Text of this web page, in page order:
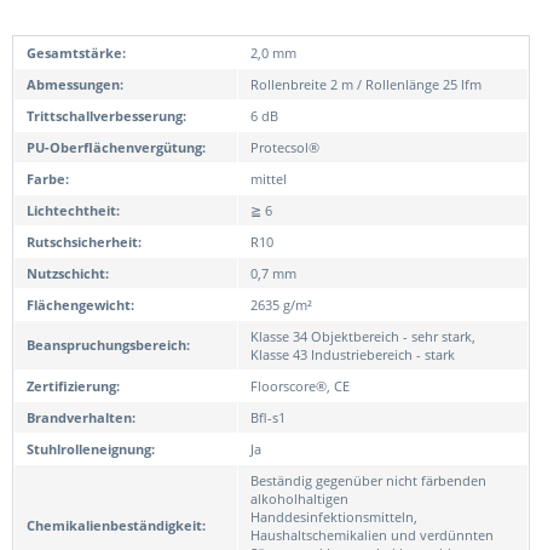
Gesamtstärke:
2,0 mm
Abmessungen:
Rollenbreite 2 m / Rollenlänge 25 lfm
Trittschallverbesserung:
6 dB
PU-Oberflächenvergütung:
Protecsol®
Farbe:
mittel
Lichtechtheit:
≧ 6
Rutschsicherheit:
R10
Nutzschicht:
0,7 mm
Flächengewicht:
2635 g/m²
Beanspruchungsbereich:
Klasse 34 Objektbereich - sehr stark,
Klasse 43 Industriebereich - stark
Zertifizierung:
Floorscore®, CE
Brandverhalten:
Bfl-s1
Stuhlrolleneignung:
Ja
Chemikalienbeständigkeit:
Beständig gegenüber nicht färbenden
alkoholhaltigen
Handdesinfektionsmitteln,
Haushaltschemikalien und verdünnten